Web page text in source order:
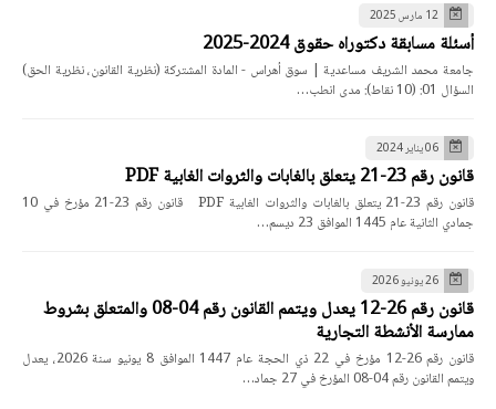
12 مارس 2025
أسئلة مسابقة دكتوراه حقوق 2024-2025
جامعة محمد الشريف مساعدية | سوق أهراس - المادة المشتركة (نظرية القانون، نظرية الحق)
السؤال 01: (10 نقاط): مدى انطب…
06 يناير 2024
قانون رقم 23-21 يتعلق بالغابات والثروات الغابية PDF
قانون رقم 23-21 يتعلق بالغابات والثروات الغابية PDF قانون رقم 23-21 مؤرخ في 10
جمادي الثانية عام 1445 الموافق 23 ديسم…
26 يونيو 2026
قانون رقم 26-12 يعدل ويتمم القانون رقم 04-08 والمتعلق بشروط
ممارسة الأنشطة التجارية
قانون رقم 26-12 مؤرخ في 22 ذي الحجة عام 1447 الموافق 8 يونيو سنة 2026، يعدل
ويتمم القانون رقم 04-08 المؤرخ في 27 جماد…